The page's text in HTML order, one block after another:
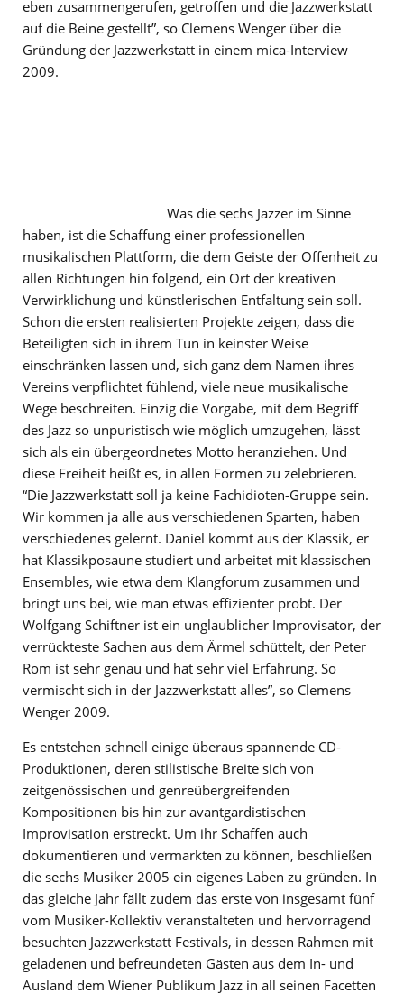
eben zusammengerufen, getroffen und die Jazzwerkstatt
auf die Beine gestellt”, so Clemens Wenger über die
Gründung der Jazzwerkstatt in einem mica-Interview
2009.
Was die sechs Jazzer im Sinne
haben, ist die Schaffung einer professionellen
musikalischen Plattform, die dem Geiste der Offenheit zu
allen Richtungen hin folgend, ein Ort der kreativen
Verwirklichung und künstlerischen Entfaltung sein soll.
Schon die ersten realisierten Projekte zeigen, dass die
Beteiligten sich in ihrem Tun in keinster Weise
einschränken lassen und, sich ganz dem Namen ihres
Vereins verpflichtet fühlend, viele neue musikalische
Wege beschreiten. Einzig die Vorgabe, mit dem Begriff
des Jazz so unpuristisch wie möglich umzugehen, lässt
sich als ein übergeordnetes Motto heranziehen. Und
diese Freiheit heißt es, in allen Formen zu zelebrieren.
“Die Jazzwerkstatt soll ja keine Fachidioten-Gruppe sein.
Wir kommen ja alle aus verschiedenen Sparten, haben
verschiedenes gelernt. Daniel kommt aus der Klassik, er
hat Klassikposaune studiert und arbeitet mit klassischen
Ensembles, wie etwa dem Klangforum zusammen und
bringt uns bei, wie man etwas effizienter probt. Der
Wolfgang Schiftner ist ein unglaublicher Improvisator, der
verrückteste Sachen aus dem Ärmel schüttelt, der Peter
Rom ist sehr genau und hat sehr viel Erfahrung. So
vermischt sich in der Jazzwerkstatt alles”, so Clemens
Wenger 2009.
Es entstehen schnell einige überaus spannende CD-
Produktionen, deren stilistische Breite sich von
zeitgenössischen und genreübergreifenden
Kompositionen bis hin zur avantgardistischen
Improvisation erstreckt. Um ihr Schaffen auch
dokumentieren und vermarkten zu können, beschließen
die sechs Musiker 2005 ein eigenes Laben zu gründen. In
das gleiche Jahr fällt zudem das erste von insgesamt fünf
vom Musiker-Kollektiv veranstalteten und hervorragend
besuchten Jazzwerkstatt Festivals, in dessen Rahmen mit
geladenen und befreundeten Gästen aus dem In- und
Ausland dem Wiener Publikum Jazz in all seinen Facetten